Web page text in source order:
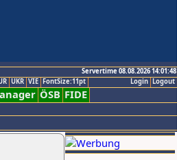
Servertime 08.08.2026 14:01:48
Logout
Login
UKR VIE FontSize:11pt
ÖSB FIDE